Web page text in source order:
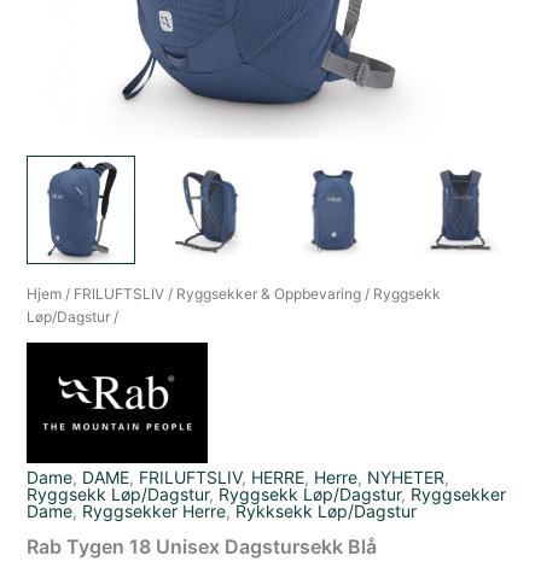
Hjem / FRILUFTSLIV / Ryggsekker & Oppbevaring / Ryggsekk
Løp/Dagstur /
Dame, DAME, FRILUFTSLIV, HERRE, Herre, NYHETER,
Ryggsekk Løp/Dagstur, Ryggsekk Løp/Dagstur, Ryggsekker
Dame, Ryggsekker Herre,Rykksekk Løp/Dagstur
Rab Tygen 18 Unisex Dagstursekk Blå